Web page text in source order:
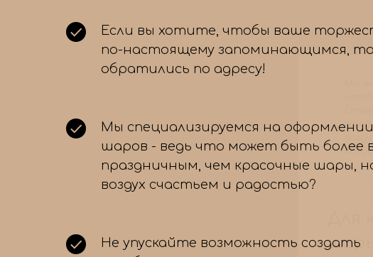
Для
Если вы хотите, чтобы ваше
по-настоящему запоминающимся,
обратились по адресу!
Мы специализируемся на
шаров - ведь что может быть более
праздничным, чем красочные шары,
воздух счастьем и радостью?
Не упускайте возможность создать